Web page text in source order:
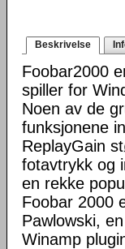
Beskrivelse
Foobar2000
spiller for
Noen av de
funksjonene
ReplayGain
fotavtrykk og
en rekke
Foobar 2000
Pawlowski,
Winamp